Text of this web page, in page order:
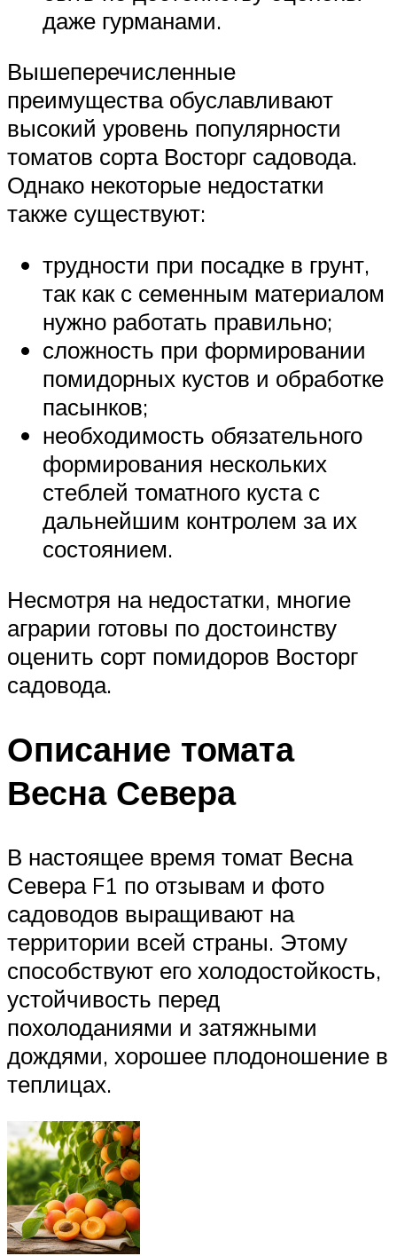
даже гурманами.
Вышеперечисленные
преимущества обуславливают
высокий уровень популярности
томатов сорта Восторг садовода.
Однако некоторые недостатки
также существуют:
трудности при посадке в грунт,
так как с семенным материалом
нужно работать правильно;
сложность при формировании
помидорных кустов и обработке
пасынков;
необходимость обязательного
формирования нескольких
стеблей томатного куста с
дальнейшим контролем за их
состоянием.
Несмотря на недостатки, многие
аграрии готовы по достоинству
оценить сорт помидоров Восторг
садовода.
Описание томата
Весна Севера
В настоящее время томат Весна
Севера F1 по отзывам и фото
садоводов выращивают на
территории всей страны. Этому
способствуют его холодостойкость,
устойчивость перед
похолоданиями и затяжными
дождями, хорошее плодоношение в
теплицах.